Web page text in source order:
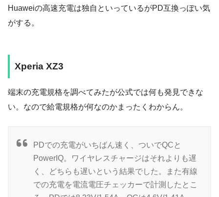
Huaweiの高速充電は独自といっているがPD互換っぽい気
がする。
Xperia XZ3
端末の充電規格を調べてみたが公式では何も発見できな
い。なので給電規格が何なのかまったくわからん。
PDでの充電がいちばん速く、ついでQCと
PowerIQ。ワイヤレスチャージはそれよりも遅
く、どちらも遅いという結果でした。また有線
での充電を電流電圧チェッカーで計測したとこ